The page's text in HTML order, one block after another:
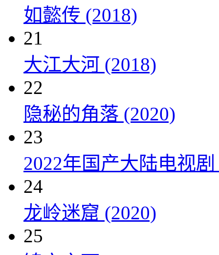
如懿传 (2018)
21
大江大河 (2018)
22
隐秘的角落 (2020)
23
2022年国产大陆电视
24
龙岭迷窟 (2020)
25